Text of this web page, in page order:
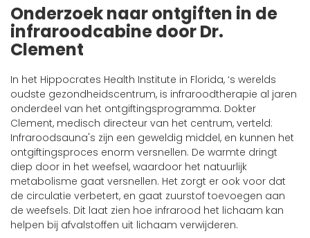
Onderzoek naar ontgiften in de
infraroodcabine door Dr.
Clement
In het Hippocrates Health Institute in Florida, ‘s werelds
oudste gezondheidscentrum, is infraroodtherapie al jaren
onderdeel van het ontgiftingsprogramma. Dokter
Clement, medisch directeur van het centrum, verteld:
Infraroodsauna's zijn een geweldig middel, en kunnen het
ontgiftingsproces enorm versnellen. De warmte dringt
diep door in het weefsel, waardoor het natuurlijk
metabolisme gaat versnellen. Het zorgt er ook voor dat
de circulatie verbetert, en gaat zuurstof toevoegen aan
de weefsels. Dit laat zien hoe infrarood het lichaam kan
helpen bij afvalstoffen uit lichaam verwijderen.